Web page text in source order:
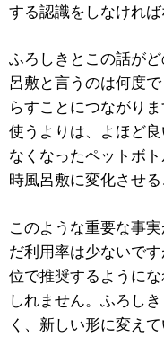
する認識をしなければ
ふろしきとこの話が
呂敷と言うのは何度
らすことにつながり
使うよりは、よほど
なくなったペットボ
時風呂敷に変化させ
このような重要な事
だ利用率は少ないで
位で推奨するように
しれません。ふろし
く、新しい形に変え